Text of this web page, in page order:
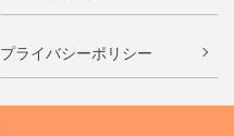
プライバシーポリシー